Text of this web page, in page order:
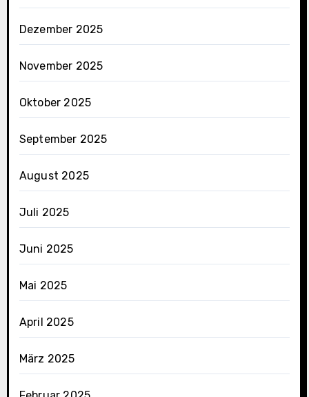
Dezember 2025
November 2025
Oktober 2025
September 2025
August 2025
Juli 2025
Juni 2025
Mai 2025
April 2025
März 2025